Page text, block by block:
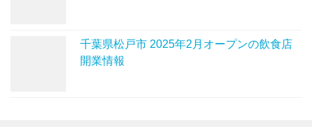
千葉県松戸市 2025年2月オープンの飲食店
開業情報